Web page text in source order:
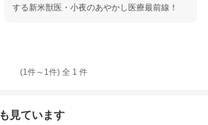
する新米獣医・小夜のあやかし医療最前線！
(1件～ 1件) 全 1 件
も見ています